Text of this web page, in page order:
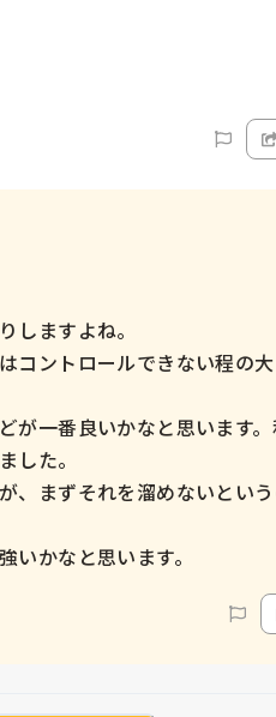
しますよね。
コントロールできない程の
一番良いかなと思います。
した。
、まずそれを溜めないとい
いかなと思います。